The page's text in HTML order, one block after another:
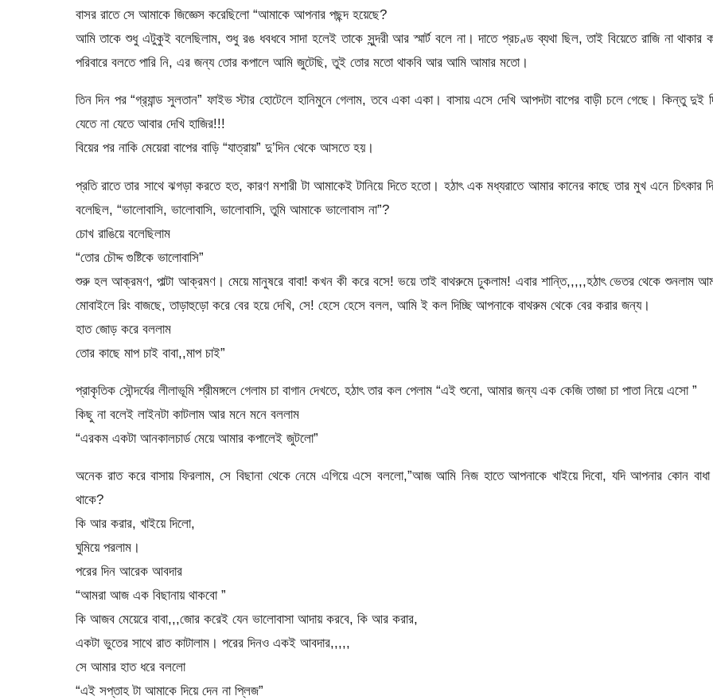
বাসর রাতে সে আমাকে জিজ্ঞেস করেছিলো “আমাকে আপনার পছন্দ হয়েছে?
আমি তাকে শুধু এটুকুই বলেছিলাম, শুধু রঙ ধবধবে সাদা হলেই তাকে সুন্দরী আর স্মার্ট বলে না। দাতে প্রচণ্ড ব্যথা ছিল, তাই বিয়েতে রাজি না থাকার
পরিবারে বলতে পারি নি, এর জন্য তোর কপালে আমি জুটেছি, তুই তোর মতো থাকবি আর আমি আমার মতো।
তিন দিন পর “গ্র‍্যান্ড সুলতান” ফাইভ স্টার হোটেলে হানিমুনে গেলাম, তবে একা একা। বাসায় এসে দেখি আপদটা বাপের বাড়ী চলে গেছে। কিন্তু দুই
যেতে না যেতে আবার দেখি হাজির!!!
বিয়ের পর নাকি মেয়েরা বাপের বাড়ি “যাত্রায়” দু’দিন থেকে আসতে হয়।
প্রতি রাতে তার সাথে ঝগড়া করতে হত, কারণ মশারী টা আমাকেই টানিয়ে দিতে হতো। হঠাৎ এক মধ্যরাতে আমার কানের কাছে তার মুখ এনে চিৎকার
বলেছিল, “ভালোবাসি, ভালোবাসি, ভালোবাসি, তুমি আমাকে ভালোবাস না”?
চোখ রাঙিয়ে বলেছিলাম
“তোর চৌদ্দ গুষ্টিকে ভালোবাসি”
শুরু হল আক্রমণ, পাল্টা আক্রমণ। মেয়ে মানুষরে বাবা! কখন কী করে বসে! ভয়ে তাই বাথরুমে ঢুকলাম! এবার শান্তি,,,,,হঠাৎ ভেতর থেকে শুনলাম
মোবাইলে রিং বাজছে, তাড়াহুড়ো করে বের হয়ে দেখি, সে! হেসে হেসে বলল, আমি ই কল দিচ্ছি আপনাকে বাথরুম থেকে বের করার জন্য।
হাত জোড় করে বললাম
তোর কাছে মাপ চাই বাবা,,মাপ চাই”
প্রাকৃতিক সৌন্দর্যের লীলাভূমি শ্রীমঙ্গলে গেলাম চা বাগান দেখতে, হঠাৎ তার কল পেলাম “এই শুনো, আমার জন্য এক কেজি তাজা চা পাতা নিয়ে এসো ”
কিছু না বলেই লাইনটা কাটলাম আর মনে মনে বললাম
“এরকম একটা আনকালচার্ড মেয়ে আমার কপালেই জুটলো”
অনেক রাত করে বাসায় ফিরলাম, সে বিছানা থেকে নেমে এগিয়ে এসে বললো,”আজ আমি নিজ হাতে আপনাকে খাইয়ে দিবো, যদি আপনার কোন বাধা
থাকে?
কি আর করার, খাইয়ে দিলো,
ঘুমিয়ে পরলাম।
পরের দিন আরেক আবদার
“আমরা আজ এক বিছানায় থাকবো ”
কি আজব মেয়েরে বাবা,,,জোর করেই যেন ভালোবাসা আদায় করবে, কি আর করার,
একটা ভুতের সাথে রাত কাটালাম। পরের দিনও একই আবদার,,,,,
সে আমার হাত ধরে বললো
“এই সপ্তাহ টা আমাকে দিয়ে দেন না প্লিজ”